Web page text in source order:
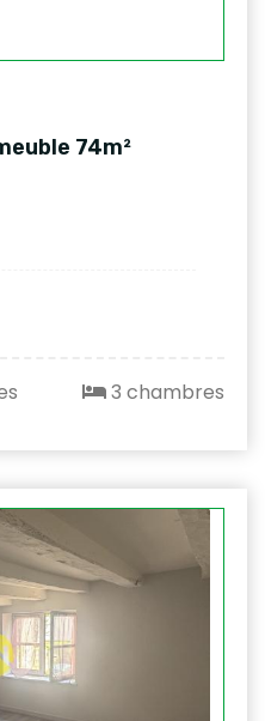
74m²
3 chambres